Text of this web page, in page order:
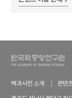
백과사전 소개 콘텐